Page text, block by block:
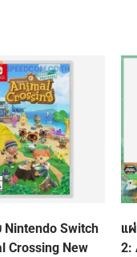
Nintendo Switch
Crossing New
แ
2: